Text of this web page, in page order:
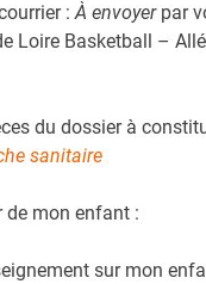
:À envoyer par
Loire Basketball –
du dossier à
sanitaire
de mon enfant :
sur mon